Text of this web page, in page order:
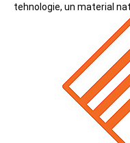
tehnologie, un material